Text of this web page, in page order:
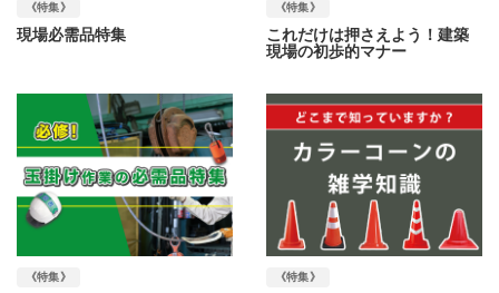
《特集》
現場必需品特集
《特集》
これだけは押さえよう！建築
現場の初歩的マナー
《特集》 《特集》